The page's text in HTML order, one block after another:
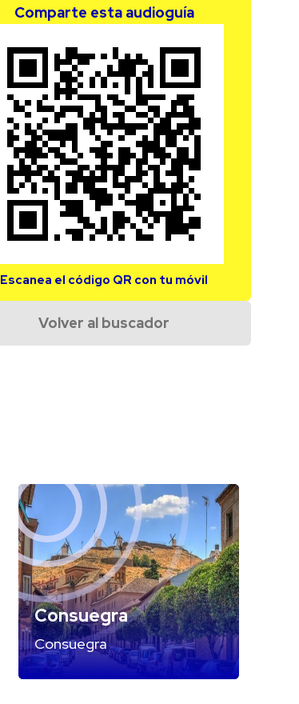
Comparte esta audioguía
Escanea el código QR con tu móvil
Volver al buscador
Consuegra
Consuegra